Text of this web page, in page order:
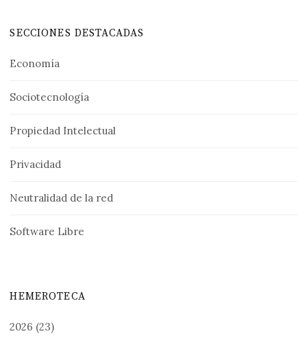
SECCIONES DESTACADAS
Economía
Sociotecnología
Propiedad Intelectual
Privacidad
Neutralidad de la red
Software Libre
HEMEROTECA
2026 (23)